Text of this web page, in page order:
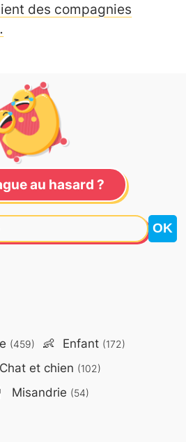
des compagnies
au hasard ?
(459) 👶 Enfant (172)
Chat et chien (102)
Misandrie (54)